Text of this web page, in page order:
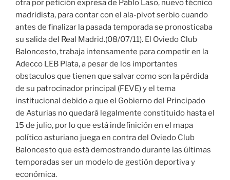
otra por petición expresa de Pablo Laso, nuevo técnico
madridista, para contar con el ala-pivot serbio cuando
antes de finalizar la pasada temporada se pronosticaba
su salida del Real Madrid.(08/07/11). El Oviedo Club
Baloncesto, trabaja intensamente para competir en la
Adecco LEB Plata, a pesar de los importantes
obstaculos que tienen que salvar como son la pérdida
de su patrocinador principal (FEVE) y el tema
institucional debido a que el Gobierno del Principado
de Asturias no quedará legalmente constituido hasta el
15 de julio, por lo que está indefinición en el mapa
político asturiano juega en contra del Oviedo Club
Baloncesto que está demostrando durante las últimas
temporadas ser un modelo de gestión deportiva y
económica.